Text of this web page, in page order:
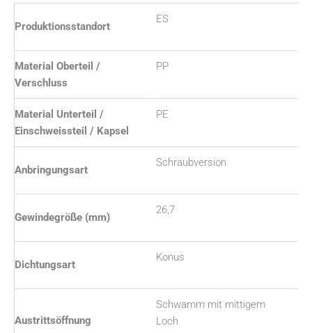
Produktionsstandort
ES
Material Oberteil /
Verschluss
PP
Material Unterteil /
Einschweissteil / Kapsel
PE
Anbringungsart
Schraubversion
Gewindegröße (mm)
26,7
Dichtungsart
Konus
Austrittsöffnung
Schwamm mit mittigem
Loch